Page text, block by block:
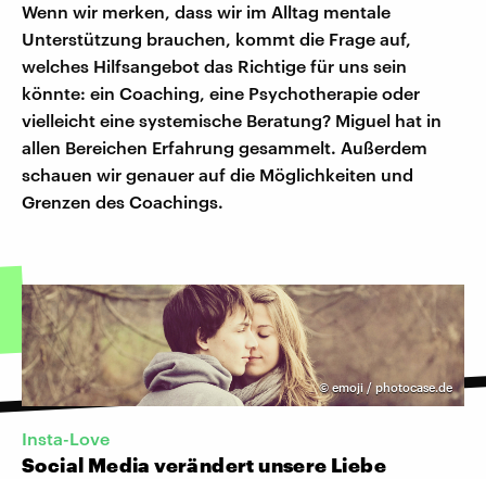
Wenn wir merken, dass wir im Alltag mentale
Unterstützung brauchen, kommt die Frage auf,
welches Hilfsangebot das Richtige für uns sein
könnte: ein Coaching, eine Psychotherapie oder
vielleicht eine systemische Beratung? Miguel hat in
allen Bereichen Erfahrung gesammelt. Außerdem
schauen wir genauer auf die Möglichkeiten und
Grenzen des Coachings.
©emoji / photocase.de
Insta-Love
Social Media verändert unsere Liebe